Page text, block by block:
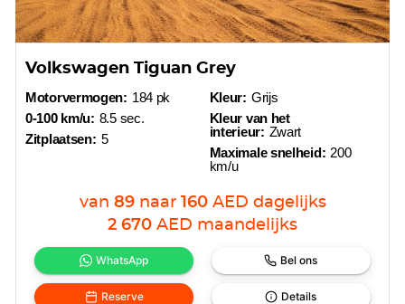
Volkswagen Tiguan Grey
Motorvermogen: 184 pk
0-100 km/u: 8.5 sec.
Zitplaatsen: 5
Kleur: Grijs
Kleur van het
interieur: Zwart
Maximale snelheid: 200
km/u
van 89 naar 160 AED dagelijks
2 670 AED maandelijks
WhatsApp Bel ons
Reserve Details